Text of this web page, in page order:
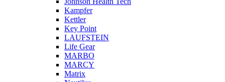
Kampfer
Kettler
Key Point
LAUFSTEIN
Life Gear
MARBO
MARCY
Matrix